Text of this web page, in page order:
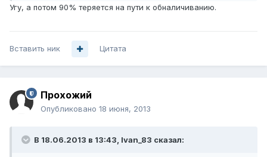
Угу, а потом 90% теряется на пути к обналичиванию.
Вставить ник Цитата
Прохожий
Опубликовано 18 июня, 2013
В 18.06.2013 в 13:43, Ivan_83 сказал: